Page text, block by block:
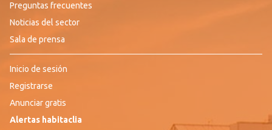
Preguntas frecuentes
Noticias del sector
Sala de prensa
Inicio de sesión
Registrarse
Anunciar gratis
Alertas habitaclia